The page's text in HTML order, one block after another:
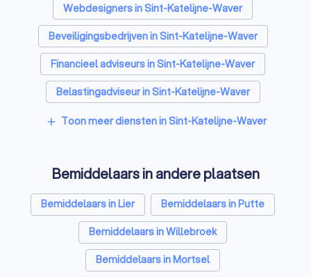
Webdesigners in Sint-Katelijne-Waver
Beveiligingsbedrijven in Sint-Katelijne-Waver
Financieel adviseurs in Sint-Katelijne-Waver
Belastingadviseur in Sint-Katelijne-Waver
Videografen in Sint-Katelijne-Waver
add Toon meer diensten in Sint-Katelijne-Waver
Bemiddelaars in andere plaatsen
Bemiddelaars in Lier
Bemiddelaars in Putte
Bemiddelaars in Willebroek
Bemiddelaars in Mortsel